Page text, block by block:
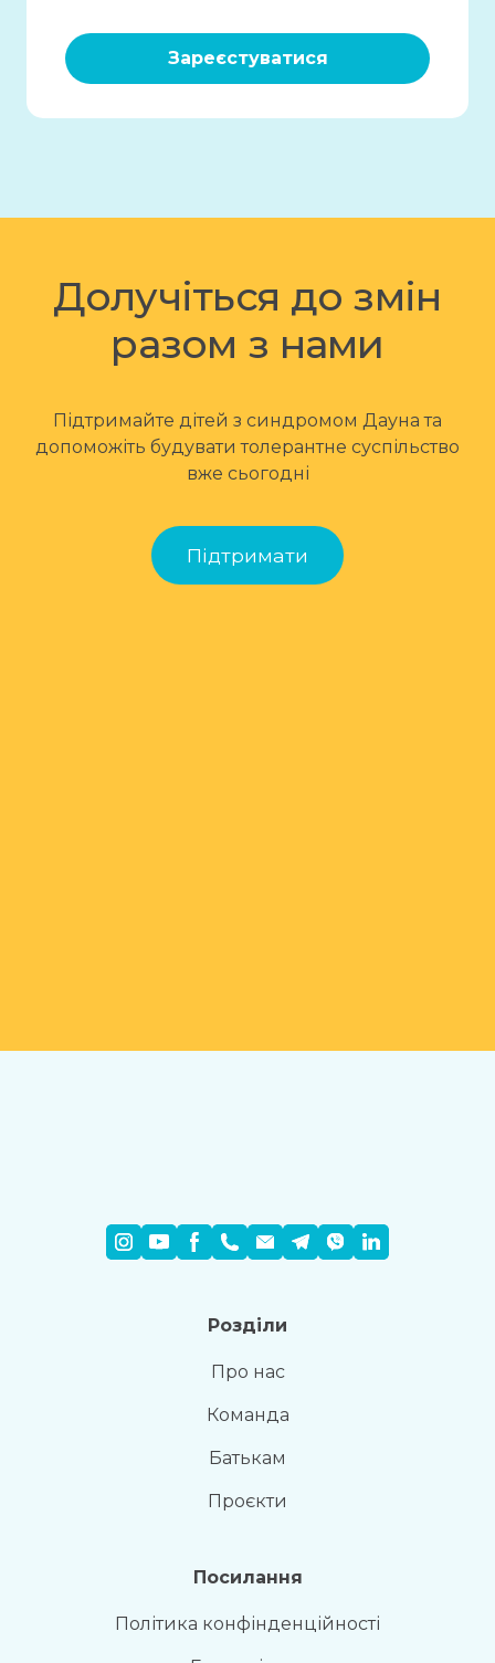
Зареєстуватися
Долучіться до змін
разом з нами
Підтримайте дітей з синдромом Дауна та
допоможіть будувати толерантне суспільство
вже сьогодні
Підтримати
Розділи
Про нас
Команда
Батькам
Проєкти
Посилання
Політика конфінденційності